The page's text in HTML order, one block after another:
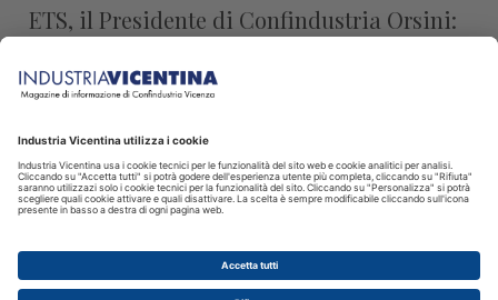
ETS, il Presidente di Confindustria Orsini:
europea"
l’occupazione e la sovranità europea.
Leggi
© 2026 INDUSTRIA VICENTINA - Editore I.P.I srl, Piazza Castello 3